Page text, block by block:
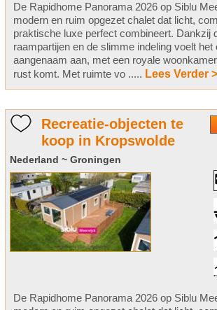
De Rapidhome Panorama 2026 op Siblu
modern en ruim opgezet chalet dat licht,
praktische luxe perfect combineert. Dankzij
raampartijen en de slimme indeling voelt het
aangenaam aan, met een royale
rust komt. Met ruimte vo ..... Lees Verder
Recreatie-objecten te
koop in Kropswolde
Nederland ~ Groningen
De Rapidhome Panorama 2026 op Siblu